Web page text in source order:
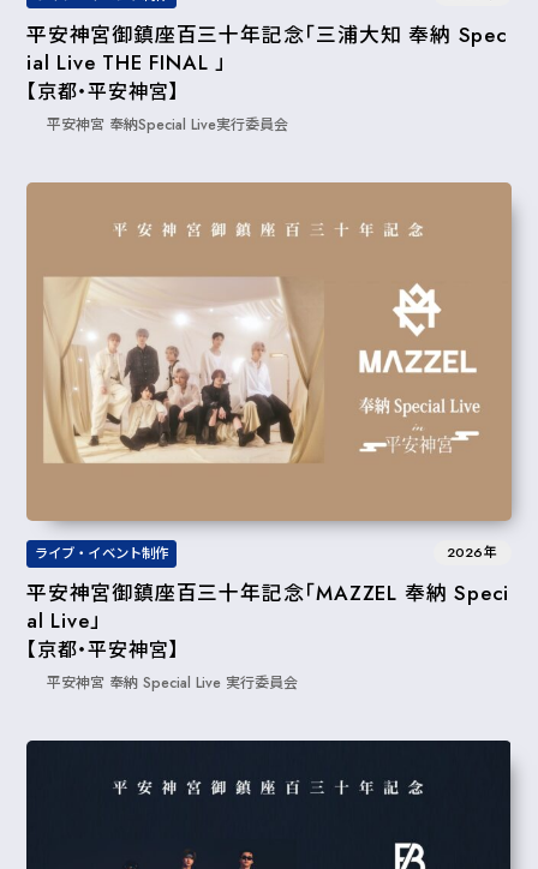
平安神宮御鎮座百三十年記念「三浦大知 奉納 Spec
ial Live THE FINAL 」
【京都・平安神宮】
平安神宮 奉納Special Live実行委員会
ライブ・イベント制作 2026年
平安神宮御鎮座百三十年記念「MAZZEL 奉納 Speci
al Live」
【京都・平安神宮】
平安神宮 奉納 Special Live 実行委員会